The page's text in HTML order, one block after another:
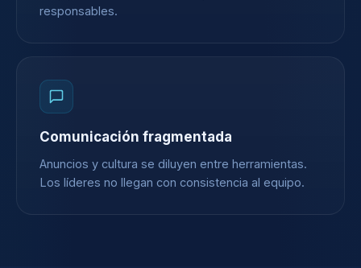
responsables.
Comunicación fragmentada
Anuncios y cultura se diluyen entre herramientas.
Los líderes no llegan con consistencia al equipo.